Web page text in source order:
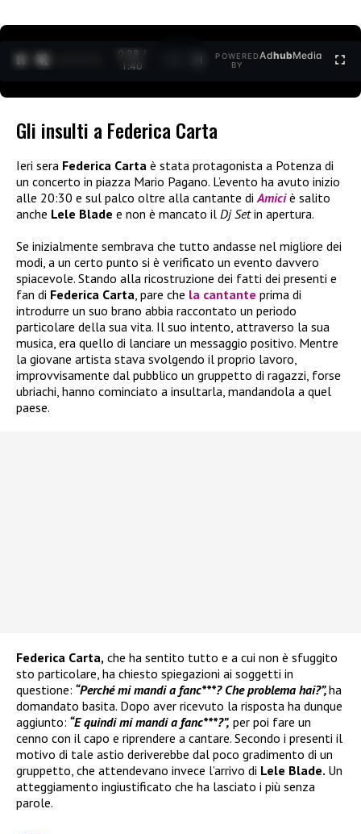
0:29 /
1:40
POWERED
BY
AdhubMedia
Gli insulti a Federica Carta
Ieri sera Federica Carta è stata protagonista a Potenza di
un concerto in piazza Mario Pagano. L’evento ha avuto inizio
alle 20:30 e sul palco oltre alla cantante diAmiciè salito
anche Lele Blade e non è mancato il Dj Setin apertura.
Se inizialmente sembrava che tutto andasse nel migliore dei
modi, a un certo punto si è verificato un evento davvero
spiacevole. Stando alla ricostruzione dei fatti dei presenti e
fan di Federica Carta, pare che la cantante prima di
introdurre un suo brano abbia raccontato un periodo
particolare della sua vita. Il suo intento, attraverso la sua
musica, era quello di lanciare un messaggio positivo. Mentre
la giovane artista stava svolgendo il proprio lavoro,
improvvisamente dal pubblico un gruppetto di ragazzi, forse
ubriachi, hanno cominciato a insultarla, mandandola a quel
paese.
Federica Carta, che ha sentito tutto e a cui non è sfuggito
sto particolare, ha chiesto spiegazioni ai soggetti in
questione: “Perché mi mandi a fanc***? Che problema hai?”,ha
domandato basita. Dopo aver ricevuto la risposta ha dunque
aggiunto: “E quindi mi mandi a fanc***?”, per poi fare un
cenno con il capo e riprendere a cantare. Secondo i presenti il
motivo di tale astio deriverebbe dal poco gradimento di un
gruppetto, che attendevano invece l’arrivo di Lele Blade. Un
atteggiamento ingiustificato che ha lasciato i più senza
parole.